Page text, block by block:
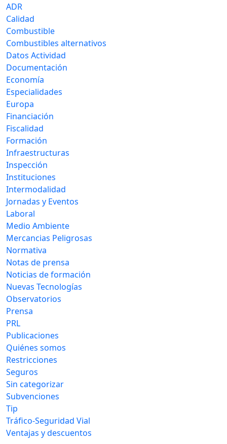
ADR
Calidad
Combustible
Combustibles alternativos
Datos Actividad
Documentación
Economía
Especialidades
Europa
Financiación
Fiscalidad
Formación
Infraestructuras
Inspección
Instituciones
Intermodalidad
Jornadas y Eventos
Laboral
Medio Ambiente
Mercancias Peligrosas
Normativa
Notas de prensa
Noticias de formación
Nuevas Tecnologías
Observatorios
Prensa
PRL
Publicaciones
Quiénes somos
Restricciones
Seguros
Sin categorizar
Subvenciones
Tip
Tráfico-Seguridad Vial
Ventajas y descuentos